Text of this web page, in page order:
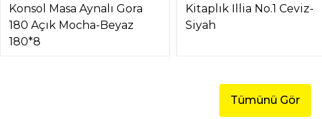
Konsol Masa Aynalı Gora
180 Açık Mocha-Beyaz
180*8
Kitaplık Illia No.1 Ceviz-
Siyah
Tümünü Gör